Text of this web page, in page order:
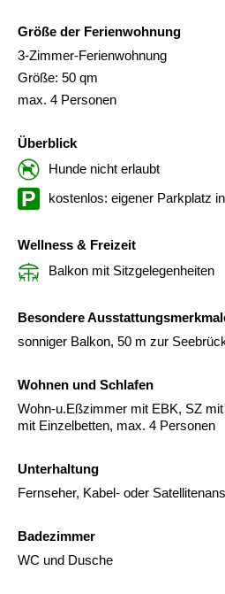
Größe der Ferienwohnung
3-Zimmer-Ferienwohnung
Größe: 50 qm
max. 4 Personen
Überblick
Hunde nicht erlaubt
kostenlos: eigener Parkplatz
Wellness & Freizeit
Balkon mit Sitzgelegenheiten
Besondere
sonniger Balkon, 50 m zur
Wohnen und Schlafen
Wohn-u.Eßzimmer mit EBK, SZ
mit Einzelbetten, max. 4 Personen
Unterhaltung
Fernseher, Kabel- oder
Badezimmer
WC und Dusche